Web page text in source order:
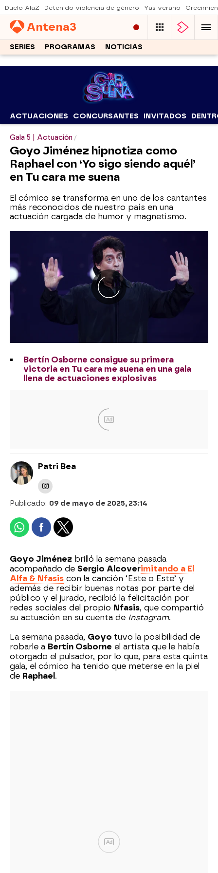
Duelo AlaZ Detenido violencia de género Yas verano
Antena3
SERIES PROGRAMAS NOTICIAS
ACTUACIONES CONCURSANTES INVITADOS
Gala 5 | Actuación
Goyo Jiménez hipnotiza como
Raphael con ‘Yo sigo siendo aquél’
en Tu cara me suena
El cómico se transforma en uno de los cantantes
más reconocidos de nuestro país en una
actuación cargada de humor y magnetismo.
Bertín Osborne consigue su primera
victoria en Tu cara me suena en una gala
llena de actuaciones explosivas
Ad
Patri Bea
Publicado: 09 de mayo de 2025, 23:14
Goyo Jiménez brilló la semana pasada
acompañado de Sergio Alcoverimitando a El
Alfa & Nfasis con la canción ‘Este o Este’ y
además de recibir buenas notas por parte del
público y el jurado, recibió la felicitación por
redes sociales del propio Nfasis, que compartió
su actuación en su cuenta de Instagram.
La semana pasada, Goyo tuvo la posibilidad de
robarle a Bertín Osborne el artista que le había
otorgado el pulsador, por lo que, para esta quinta
gala, el cómico ha tenido que meterse en la piel
de Raphael .
Ad